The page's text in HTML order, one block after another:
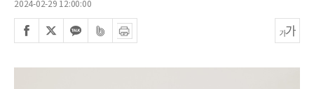
2024-02-29 12:00:00